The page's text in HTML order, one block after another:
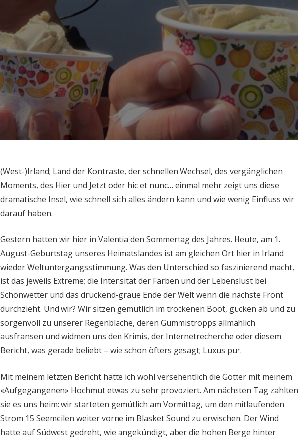
(West-)Irland; Land der Kontraste, der schnellen Wechsel, des vergänglichen
Moments, des Hier und Jetzt oder hic et nunc… einmal mehr zeigt uns diese
dramatische Insel, wie schnell sich alles ändern kann und wie wenig Einfluss wir
darauf haben.
Gestern hatten wir hier in Valentia den Sommertag des Jahres. Heute, am 1.
August-Geburtstag unseres Heimatslandes ist am gleichen Ort hier in Irland
wieder Weltuntergangsstimmung. Was den Unterschied so faszinierend macht,
ist das jeweils Extreme; die Intensität der Farben und der Lebenslust bei
Schönwetter und das drückend-graue Ende der Welt wenn die nächste Front
durchzieht. Und wir? Wir sitzen gemütlich im trockenen Boot, gucken ab und zu
sorgenvoll zu unserer Regenblache, deren Gummistropps allmählich
ausfransen und widmen uns den Krimis, der Internetrecherche oder diesem
Bericht, was gerade beliebt – wie schon öfters gesagt; Luxus pur.
Mit meinem letzten Bericht hatte ich wohl versehentlich die Götter mit meinem
«Aufgegangenen» Hochmut etwas zu sehr provoziert. Am nächsten Tag zahlten
sie es uns heim: wir starteten gemütlich am Vormittag, um den mitlaufenden
Strom 15 Seemeilen weiter vorne im Blasket Sound zu erwischen. Der Wind
hatte auf Südwest gedreht, wie angekündigt, aber die hohen Berge hinter